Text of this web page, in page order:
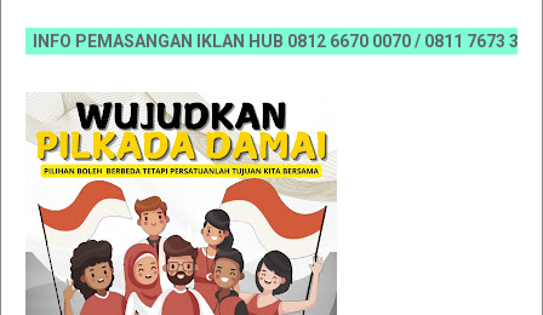
PEMASANGAN IKLAN HUB 0812 6670 0070 / 0811 7673 35,